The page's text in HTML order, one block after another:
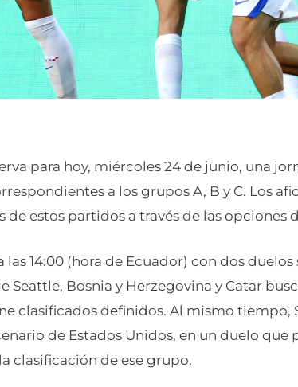
para hoy, miércoles 24 de junio, una
a los grupos A, B y C. Los
de estos partidos a través de las opciones
las 14:00 (hora de Ecuador) con dos
Seattle, Bosnia y Herzegovina y Catar
clasificados definidos. Al mismo tiempo,
de Estados Unidos, en un duelo que
clasificación de ese grupo.